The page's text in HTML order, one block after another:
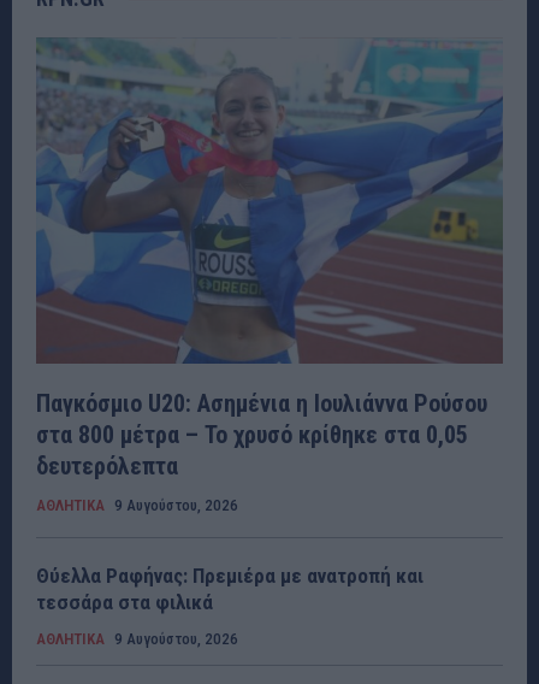
Παγκόσμιο U20: Ασημένια η Ιουλιάννα Ρούσου
στα 800 μέτρα – Το χρυσό κρίθηκε στα 0,05
δευτερόλεπτα
ΑΘΛΗΤΙΚΑ 9 Αυγούστου, 2026
Θύελλα Ραφήνας: Πρεμιέρα με ανατροπή και
τεσσάρα στα φιλικά
ΑΘΛΗΤΙΚΑ 9 Αυγούστου, 2026